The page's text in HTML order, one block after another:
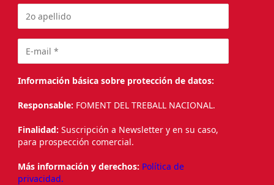
Información básica sobre protección de datos:
Responsable: FOMENT DEL TREBALL NACIONAL.
Finalidad: Suscripción a Newsletter y en su caso,
para prospección comercial.
Más información y derechos: Política de
privacidad.